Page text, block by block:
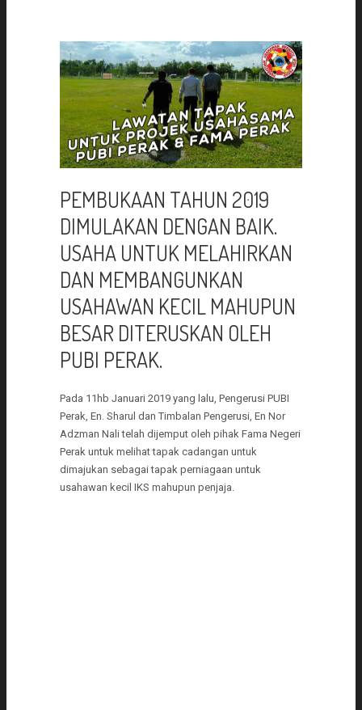
PEMBUKAAN TAHUN 2019
DIMULAKAN DENGAN BAIK.
USAHA UNTUK MELAHIRKAN
DAN MEMBANGUNKAN
USAHAWAN KECIL MAHUPUN
BESAR DITERUSKAN OLEH
PUBI PERAK.
Pada 11hb Januari 2019 yang lalu, Pengerusi PUBI
Perak, En. Sharul dan Timbalan Pengerusi, En Nor
Adzman Nali telah dijemput oleh pihak Fama Negeri
Perak untuk melihat tapak cadangan untuk
dimajukan sebagai tapak perniagaan untuk
usahawan kecil IKS mahupun penjaja.